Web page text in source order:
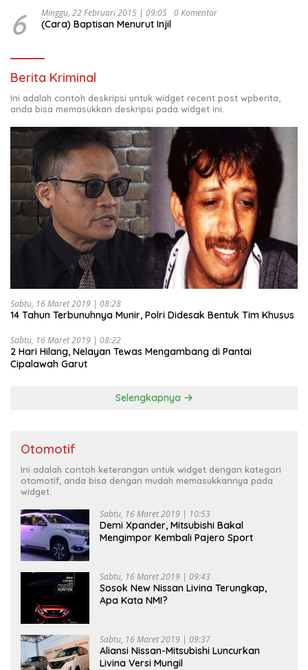
6 Minggu, 22 Februari 2015 | 09:05 0 Komentar
(Cara) Baptisan Menurut Injil
Berita Kriminal
Ini adalah contoh deskripsi untuk widget recent post wpberita,
anda bisa memasukkan deskripsi pada widget ini.
Sabtu, 16 Maret 2019 | 08:28
14 Tahun Terbunuhnya Munir, Polri Didesak Bentuk Tim Khusus
Sabtu, 16 Maret 2019 | 08:22
2 Hari Hilang, Nelayan Tewas Mengambang di Pantai
Cipalawah Garut
Selengkapnya
Otomotif
Ini adalah contoh keterangan untuk widget dengan kategori
otomotif, anda bisa dengan mudah memasukkannya pada
widget.
Sabtu, 16 Maret 2019 | 10:53
Demi Xpander, Mitsubishi Bakal
Mengimpor Kembali Pajero Sport
Sabtu, 16 Maret 2019 | 09:43
Sosok New Nissan Livina Terungkap,
Apa Kata NMI?
Sabtu, 16 Maret 2019 | 09:37
Aliansi Nissan-Mitsubishi Luncurkan
Livina Versi Mungil